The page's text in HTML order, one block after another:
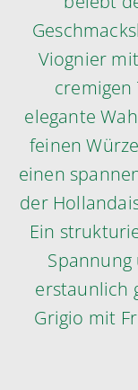
Viognier
elegante
feinen
einen
der
Ein
erstaunlich
Grigio mit